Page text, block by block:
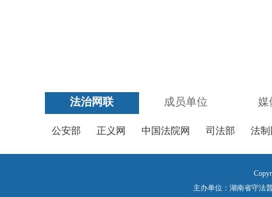
法治网联 成员单位 媒
公安部 正义网 中国法院网 司法部 法制
主办单位：湖南省守法